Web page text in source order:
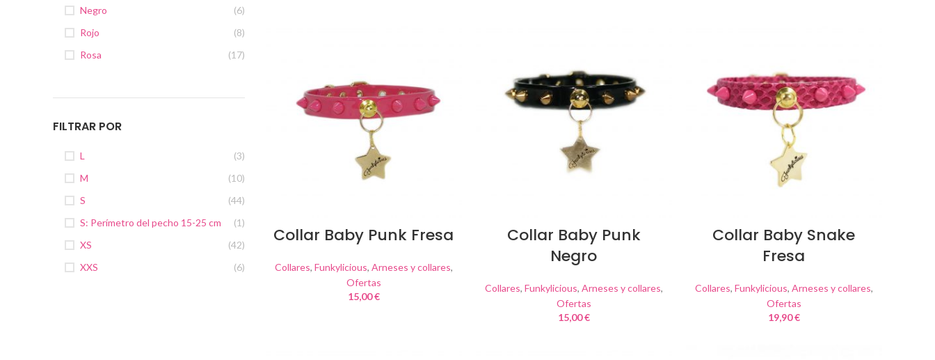
Negro
(6)
Rojo
(8)
Rosa
(17)
FILTRAR POR
L
(3)
M
(10)
S
(44)
S: Perímetro del pecho 15-25 cm
(1)
XS
(42)
XXS
(6)
Collar Baby Punk Fresa
Collares, Funkylicious, Arneses y collares,
Ofertas
15,00€
Collar Baby Punk
Negro
Collares, Funkylicious, Arneses y collares,
Ofertas
15,00€
Collar Baby Snake
Fresa
Collares, Funkylicious, Arneses y collares,
Ofertas
19,90€